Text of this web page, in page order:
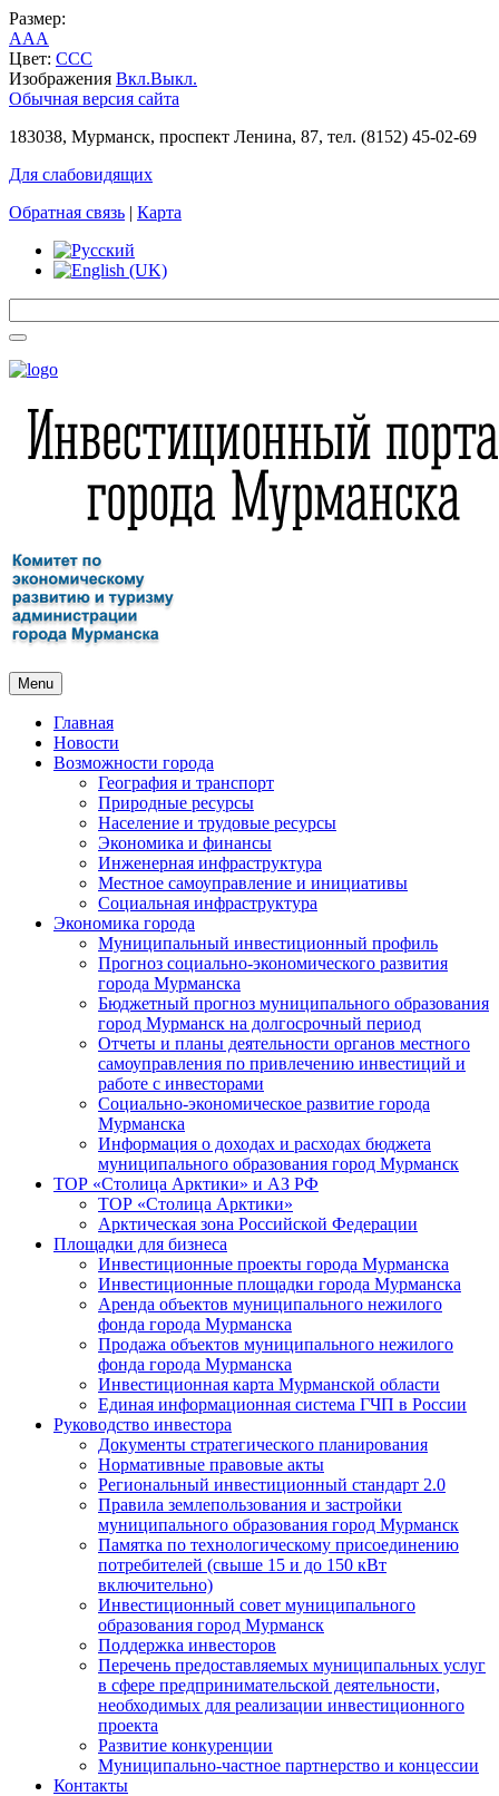
Размер:
AAA
Цвет: CCC
Изображения Вкл.Выкл.
Обычная версия сайта
183038, Мурманск, проспект Ленина, 87, тел. (8152) 45-02-69
Для слабовидящих
Обратная связь | Карта
Menu
Главная
Новости
Возможности города
География и транспорт
Природные ресурсы
Население и трудовые ресурсы
Экономика и финансы
Инженерная инфраструктура
Местное самоуправление и инициативы
Социальная инфраструктура
Экономика города
Муниципальный инвестиционный профиль
Прогноз социально-экономического развития
города Мурманска
Бюджетный прогноз муниципального образования
город Мурманск на долгосрочный период
Отчеты и планы деятельности органов местного
самоуправления по привлечению инвестиций и
работе с инвесторами
Социально-экономическое развитие города
Мурманска
Информация о доходах и расходах бюджета
муниципального образования город Мурманск
ТОР «Столица Арктики» и АЗ РФ
ТОР «Столица Арктики»
Арктическая зона Российской Федерации
Площадки для бизнеса
Инвестиционные проекты города Мурманска
Инвестиционные площадки города Мурманска
Аренда объектов муниципального нежилого
фонда города Мурманска
Продажа объектов муниципального нежилого
фонда города Мурманска
Инвестиционная карта Мурманской области
Единая информационная система ГЧП в России
Руководство инвестора
Документы стратегического планирования
Нормативные правовые акты
Региональный инвестиционный стандарт 2.0
Правила землепользования и застройки
муниципального образования город Мурманск
Памятка по технологическому присоединению
потребителей (свыше 15 и до 150 кВт
включительно)
Инвестиционный совет муниципального
образования город Мурманск
Поддержка инвесторов
Перечень предоставляемых муниципальных услуг
в сфере предпринимательской деятельности,
необходимых для реализации инвестиционного
проекта
Развитие конкуренции
Муниципально-частное партнерство и концессии
Контакты